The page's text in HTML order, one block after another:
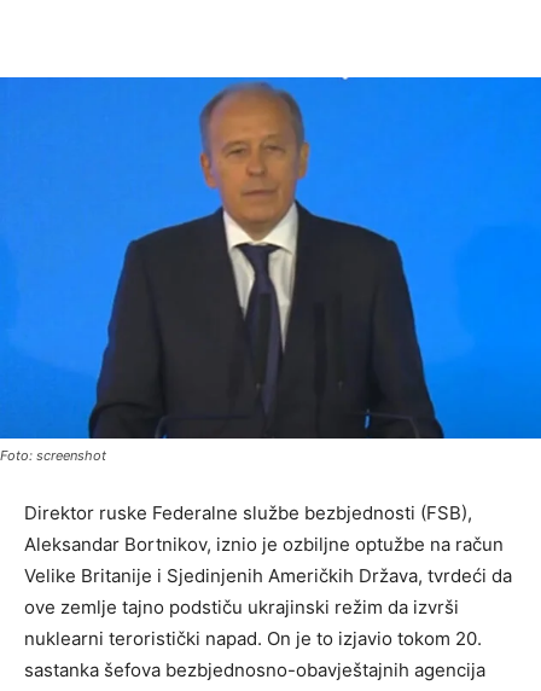
Foto: screenshot
Direktor ruske Federalne službe bezbjednosti (FSB),
Aleksandar Bortnikov, iznio je ozbiljne optužbe na račun
Velike Britanije i Sjedinjenih Američkih Država, tvrdeći da
ove zemlje tajno podstiču ukrajinski režim da izvrši
nuklearni teroristički napad. On je to izjavio tokom 20.
sastanka šefova bezbjednosno-obavještajnih agencija